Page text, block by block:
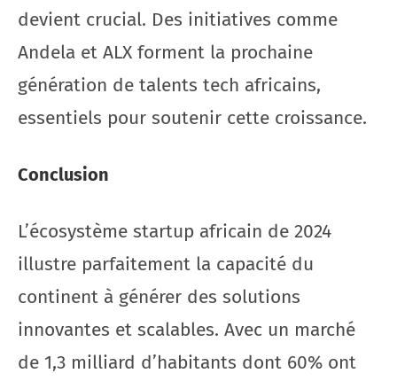
devient crucial. Des initiatives comme
Andela et ALX forment la prochaine
génération de talents tech africains,
essentiels pour soutenir cette croissance.
Conclusion
L’écosystème startup africain de 2024
illustre parfaitement la capacité du
continent à générer des solutions
innovantes et scalables. Avec un marché
de 1,3 milliard d’habitants dont 60% ont